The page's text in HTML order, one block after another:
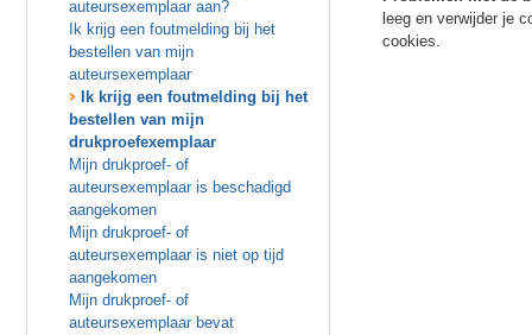
auteursexemplaar aan?
Ik krijg een foutmelding bij het
bestellen van mijn
auteursexemplaar
Ik krijg een foutmelding bij het
bestellen van mijn
drukproefexemplaar
Mijn drukproef- of
auteursexemplaar is beschadigd
aangekomen
Mijn drukproef- of
auteursexemplaar is niet op tijd
aangekomen
Mijn drukproef- of
auteursexemplaar bevat
leeg en verwijder je
cookies.